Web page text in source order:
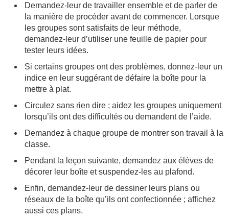
Demandez-leur de travailler ensemble et de parler de
la manière de procéder avant de commencer. Lorsque
les groupes sont satisfaits de leur méthode,
demandez-leur d’utiliser une feuille de papier pour
tester leurs idées.
Si certains groupes ont des problèmes, donnez-leur un
indice en leur suggérant de défaire la boîte pour la
mettre à plat.
Circulez sans rien dire ; aidez les groupes uniquement
lorsqu’ils ont des difficultés ou demandent de l’aide.
Demandez à chaque groupe de montrer son travail à la
classe.
Pendant la leçon suivante, demandez aux élèves de
décorer leur boîte et suspendez-les au plafond.
Enfin, demandez-leur de dessiner leurs plans ou
réseaux de la boîte qu’ils ont confectionnée ; affichez
aussi ces plans.